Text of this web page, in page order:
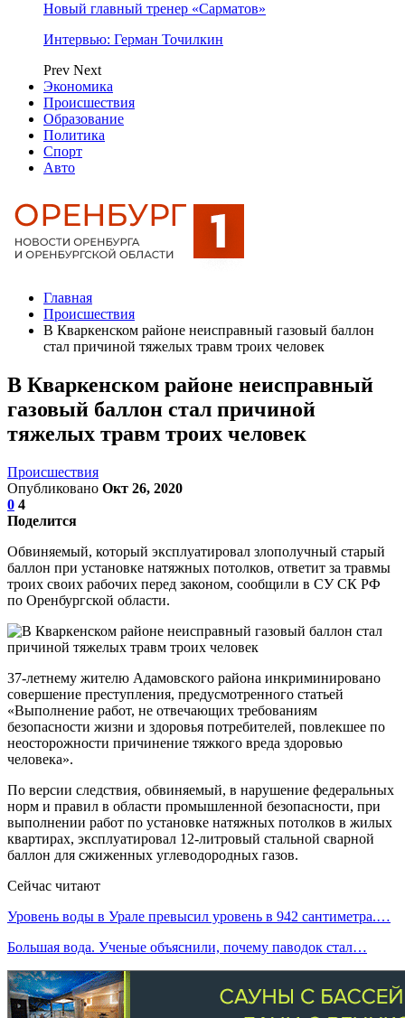
Новый главный тренер «Сарматов»
Интервью: Герман Точилкин
Prev Next
Экономика
Происшествия
Образование
Политика
Спорт
Авто
Главная
Происшествия
В Кваркенском районе неисправный газовый баллон
стал причиной тяжелых травм троих человек
В Кваркенском районе неисправный
газовый баллон стал причиной
тяжелых травм троих человек
Происшествия
Опубликовано Окт 26, 2020
0 4
Поделится
Обвиняемый, который эксплуатировал злополучный старый
баллон при установке натяжных потолков, ответит за травмы
троих своих рабочих перед законом, сообщили в СУ СК РФ
по Оренбургской области.
37-летнему жителю Адамовского района инкриминировано
совершение преступления, предусмотренного статьей
«Выполнение работ, не отвечающих требованиям
безопасности жизни и здоровья потребителей, повлекшее по
неосторожности причинение тяжкого вреда здоровью
человека».
По версии следствия, обвиняемый, в нарушение федеральных
норм и правил в области промышленной безопасности, при
выполнении работ по установке натяжных потолков в жилых
квартирах, эксплуатировал 12-литровый стальной сварной
баллон для сжиженных углеводородных газов.
Сейчас читают
Уровень воды в Урале превысил уровень в 942 сантиметра.…
Большая вода. Ученые объяснили, почему паводок стал…